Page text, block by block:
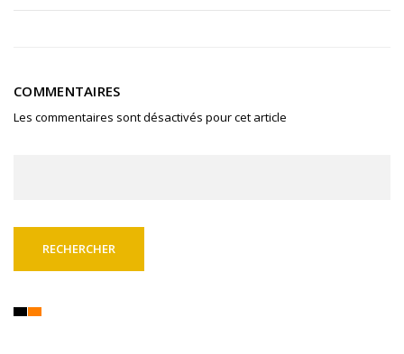
COMMENTAIRES
Les commentaires sont désactivés pour cet article